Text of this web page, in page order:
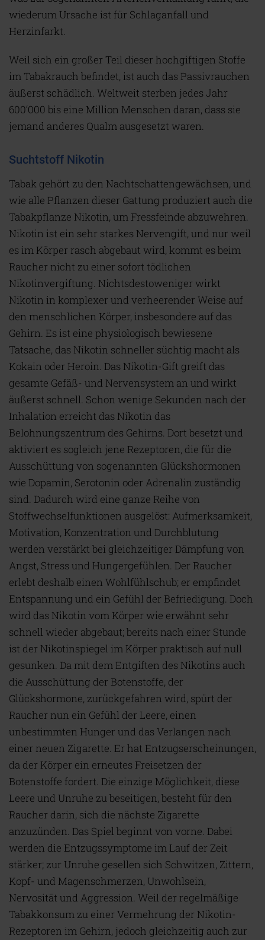
wiederum Ursache ist für Schlaganfall und
Herzinfarkt.
Weil sich ein großer Teil dieser hochgiftigen Stoffe
im Tabakrauch befindet, ist auch das Passivrauchen
äußerst schädlich. Weltweit sterben jedes Jahr
600‘000 bis eine Million Menschen daran, dass sie
jemand anderes Qualm ausgesetzt waren.
Suchtstoff Nikotin
Tabak gehört zu den Nachtschattengewächsen, und
wie alle Pflanzen dieser Gattung produziert auch die
Tabakpflanze Nikotin, um Fressfeinde abzuwehren.
Nikotin ist ein sehr starkes Nervengift, und nur weil
es im Körper rasch abgebaut wird, kommt es beim
Raucher nicht zu einer sofort tödlichen
Nikotinvergiftung. Nichtsdestoweniger wirkt
Nikotin in komplexer und verheerender Weise auf
den menschlichen Körper, insbesondere auf das
Gehirn. Es ist eine physiologisch bewiesene
Tatsache, das Nikotin schneller süchtig macht als
Kokain oder Heroin. Das Nikotin-Gift greift das
gesamte Gefäß- und Nervensystem an und wirkt
äußerst schnell. Schon wenige Sekunden nach der
Inhalation erreicht das Nikotin das
Belohnungszentrum des Gehirns. Dort besetzt und
aktiviert es sogleich jene Rezeptoren, die für die
Ausschüttung von sogenannten Glückshormonen
wie Dopamin, Serotonin oder Adrenalin zuständig
sind. Dadurch wird eine ganze Reihe von
Stoffwechselfunktionen ausgelöst: Aufmerksamkeit,
Motivation, Konzentration und Durchblutung
werden verstärkt bei gleichzeitiger Dämpfung von
Angst, Stress und Hungergefühlen. Der Raucher
erlebt deshalb einen Wohlfühlschub; er empfindet
Entspannung und ein Gefühl der Befriedigung. Doch
wird das Nikotin vom Körper wie erwähnt sehr
schnell wieder abgebaut; bereits nach einer Stunde
ist der Nikotinspiegel im Körper praktisch auf null
gesunken. Da mit dem Entgiften des Nikotins auch
die Ausschüttung der Botenstoffe, der
Glückshormone, zurückgefahren wird, spürt der
Raucher nun ein Gefühl der Leere, einen
unbestimmten Hunger und das Verlangen nach
einer neuen Zigarette. Er hat Entzugserscheinungen,
da der Körper ein erneutes Freisetzen der
Botenstoffe fordert. Die einzige Möglichkeit, diese
Leere und Unruhe zu beseitigen, besteht für den
Raucher darin, sich die nächste Zigarette
anzuzünden. Das Spiel beginnt von vorne. Dabei
werden die Entzugssymptome im Lauf der Zeit
stärker; zur Unruhe gesellen sich Schwitzen, Zittern,
Kopf- und Magenschmerzen, Unwohlsein,
Nervosität und Aggression. Weil der regelmäßige
Tabakkonsum zu einer Vermehrung der Nikotin-
Rezeptoren im Gehirn, jedoch gleichzeitig auch zur